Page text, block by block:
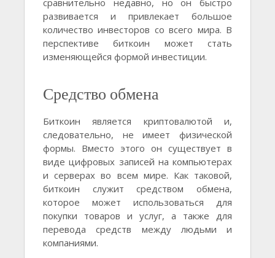
сравнительно недавно, но он быстро
развивается и привлекает большое
количество инвесторов со всего мира. В
перспективе биткоин может стать
изменяющейся формой инвестиции.
Средство обмена
Биткоин является криптовалютой и,
следовательно, не имеет физической
формы. Вместо этого он существует в
виде цифровых записей на компьютерах
и серверах во всем мире. Как таковой,
биткоин служит средством обмена,
которое может использоваться для
покупки товаров и услуг, а также для
перевода средств между людьми и
компаниями.